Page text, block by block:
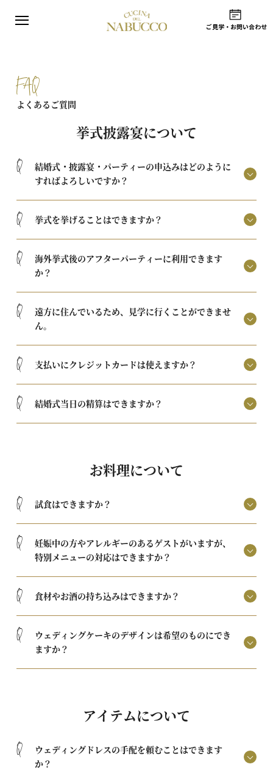
Professional
ナブッコのこだわり
Space
プラン
Bridal Fair
ブライダルフェア
Wedding Photo
ウェディングフォト
Story
ウェディングストーリー
Flow
News/Topics
ニュース&トピックス
FAQ
よくあるご質問
ご見学 ・ お問い合わせ
FAQ
よくあるご質問
挙式披露宴について
Q
結婚式・披露宴・パーティーの申込みはどのように
すればよろしいですか？
Q 挙式を挙げることはできますか？
Q
海外挙式後のアフターパーティーに利用できます
か？
Q
遠方に住んでいるため、見学に行くことができませ
ん。
Q 支払いにクレジットカードは使えますか？
Q 結婚式当日の精算はできますか？
お料理について
Q 試食はできますか？
Q
妊娠中の方やアレルギーのあるゲストがいますが、
特別メニューの対応はできますか？
Q 食材やお酒の持ち込みはできますか？
Q
ウェディングケーキのデザインは希望のものにでき
ますか？
アイテムについて
Q
ウェディングドレスの手配を頼むことはできます
か？